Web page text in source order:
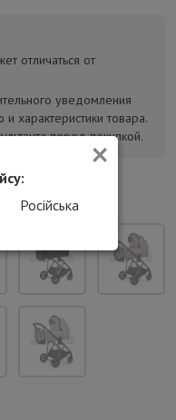
отличаться от
уведомления
характеристики товара.
перед покупкой.
×
Російська